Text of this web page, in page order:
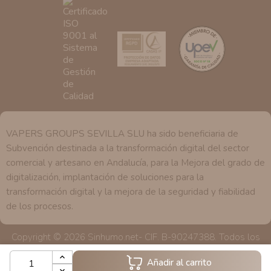
Añadir al carrito
nuestra página web.
VAPERS GROUPS SEVILLA SLU ha sido beneficiaria de
Subvención destinada a la transformación digital del sector
comercial y artesano en Andalucía, para la Mejora del grado de
digitalización, implantación de soluciones para la
transformación digital y la mejora de la seguridad y fiabilidad
de los procesos.
Copyright © 2026 Sinhumo.net- CIF. B-90247388. Todos los
derechos reservados